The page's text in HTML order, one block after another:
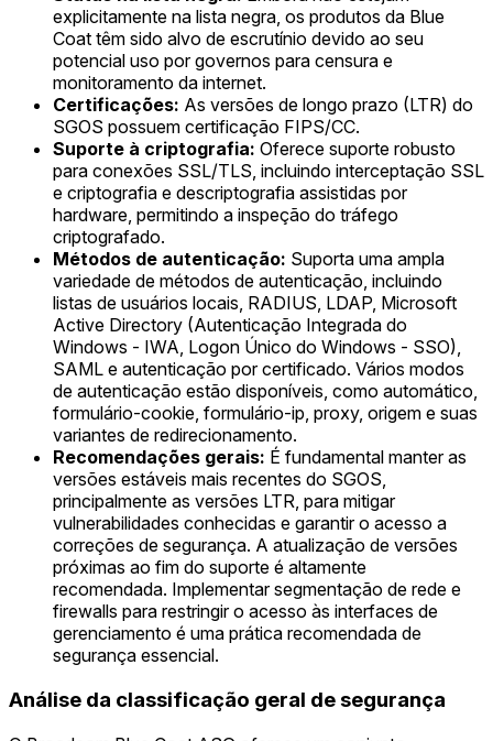
explicitamente na lista negra, os produtos da Blue
Coat têm sido alvo de escrutínio devido ao seu
potencial uso por governos para censura e
monitoramento da internet.
Certificações: As versões de longo prazo (LTR) do
SGOS possuem certificação FIPS/CC.
Suporte à criptografia: Oferece suporte robusto
para conexões SSL/TLS, incluindo interceptação SSL
e criptografia e descriptografia assistidas por
hardware, permitindo a inspeção do tráfego
criptografado.
Métodos de autenticação: Suporta uma ampla
variedade de métodos de autenticação, incluindo
listas de usuários locais, RADIUS, LDAP, Microsoft
Active Directory (Autenticação Integrada do
Windows - IWA, Logon Único do Windows - SSO),
SAML e autenticação por certificado. Vários modos
de autenticação estão disponíveis, como automático,
formulário-cookie, formulário-ip, proxy, origem e suas
variantes de redirecionamento.
Recomendações gerais: É fundamental manter as
versões estáveis mais recentes do SGOS,
principalmente as versões LTR, para mitigar
vulnerabilidades conhecidas e garantir o acesso a
correções de segurança. A atualização de versões
próximas ao fim do suporte é altamente
recomendada. Implementar segmentação de rede e
firewalls para restringir o acesso às interfaces de
gerenciamento é uma prática recomendada de
segurança essencial.
Análise da classificação geral de segurança